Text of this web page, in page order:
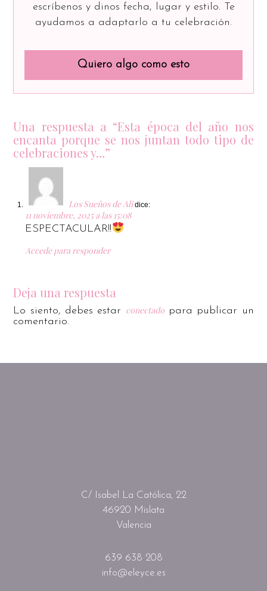
escríbenos y dinos fecha, lugar y estilo. Te
ayudamos a adaptarlo a tu celebración.
Quiero algo como esto
Una respuesta a “Esta época del año nos
encanta porque se nos juntan todo tipo de
celebraciones y…”
Los Sueños de Ali dice:
11 noviembre, 2025 a las 15:08
ESPECTACULAR!!
Accede para responder
Deja una respuesta
Lo siento, debes estar conectadopara publicar un
comentario.
C/ Isabel La Católica, 22
46920 Mislata
Valencia
639 638 208
info@eleyce.es